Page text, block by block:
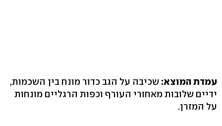
עמדת המוצא: שכיבה על הגב כדור מונח בין השכמות,
ידיים שלובות מאחורי העורף וכפות הרגליים מונחות
על המזרן.